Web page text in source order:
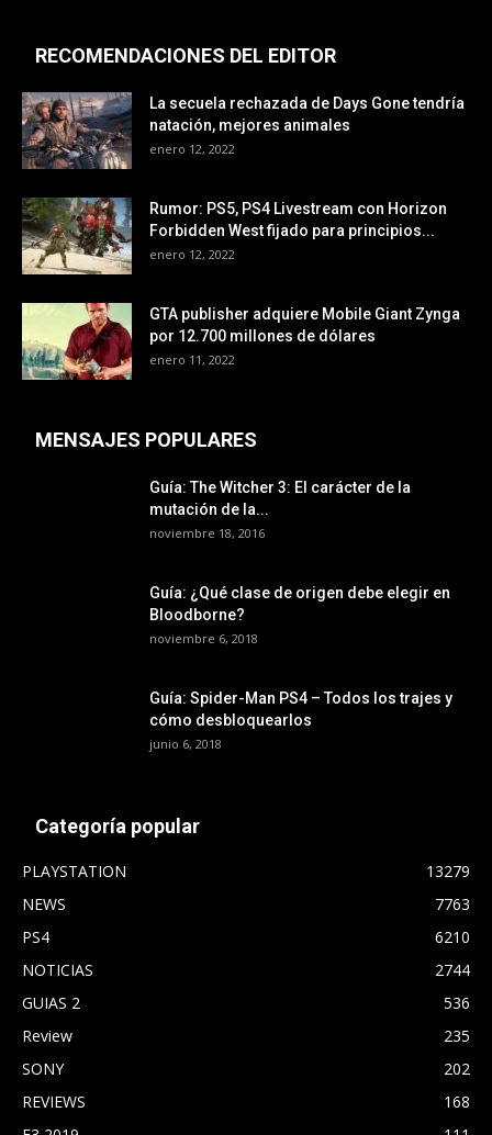
RECOMENDACIONES DEL EDITOR
La secuela rechazada de Days Gone tendría
natación, mejores animales
enero 12, 2022
Rumor: PS5, PS4 Livestream con Horizon
Forbidden West fijado para principios...
enero 12, 2022
GTA publisher adquiere Mobile Giant Zynga
por 12.700 millones de dólares
enero 11, 2022
MENSAJES POPULARES
Guía: The Witcher 3: El carácter de la
mutación de la...
noviembre 18, 2016
Guía: ¿Qué clase de origen debe elegir en
Bloodborne?
noviembre 6, 2018
Guía: Spider-Man PS4 – Todos los trajes y
cómo desbloquearlos
junio 6, 2018
Categoría popular
PLAYSTATION
13279
NEWS
7763
PS4
6210
NOTICIAS
2744
GUIAS 2
536
Review
235
SONY
202
REVIEWS
168